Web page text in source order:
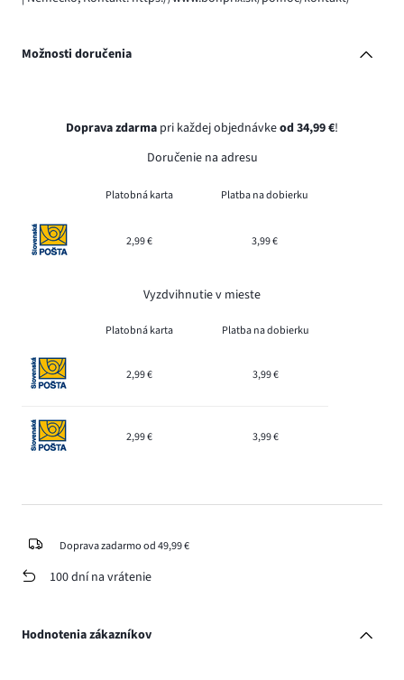
Možnosti doručenia
Doprava zdarma pri každej objednávkeod 34,99 €!
Doručenie na adresu
Platobná karta Platba na dobierku
2,99 € 3,99 €
Vyzdvihnutie v mieste
Platobná karta Platba na dobierku
2,99 € 3,99 €
2,99 € 3,99 €
Doprava zadarmo od 49,99 €
100 dní na vrátenie
Hodnotenia zákazníkov